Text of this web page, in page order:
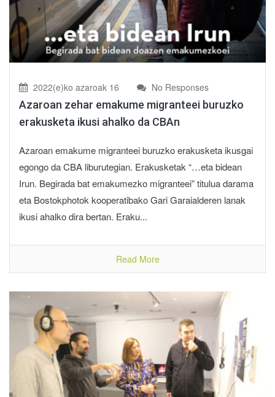
2022(e)ko azaroak 16 No Responses
Azaroan zehar emakume migranteei buruzko
erakusketa ikusi ahalko da CBAn
Azaroan emakume migranteei buruzko erakusketa ikusgai
egongo da CBA liburutegian. Erakusketak “…eta bidean
Irun. Begirada bat emakumezko migranteei” titulua darama
eta Bostokphotok kooperatibako Gari Garaialderen lanak
ikusi ahalko dira bertan. Eraku...
Read More